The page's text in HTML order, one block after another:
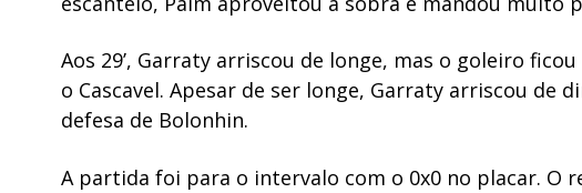
Aos 29’, Garraty arriscou de longe, mas o goleiro
o Cascavel. Apesar de ser longe, Garraty arriscou de
defesa de Bolonhin.
A partida foi para o intervalo com o 0x0 no placar. O